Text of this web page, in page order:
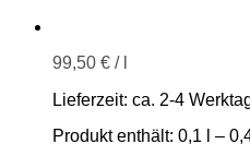
99,50 € /
Lieferzeit: ca. 2-4
Produkt enthält: 0,1
–